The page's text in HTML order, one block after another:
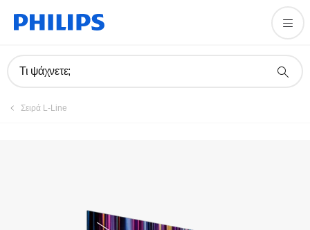
Τι ψάχνετε;
Σειρά L-Line
Δήλωση προϊόντος